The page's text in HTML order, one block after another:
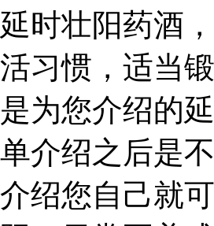
延时壮阳药酒
活习惯，适当
是为您介绍的
单介绍之后是
介绍您自己就